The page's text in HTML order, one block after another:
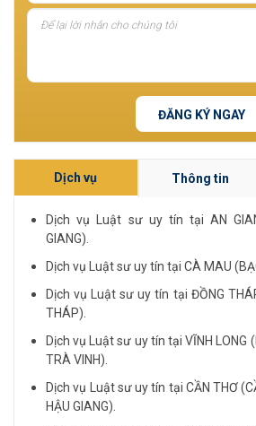
ĐĂNG KÝ NGAY
Dịch vụ Thông tin
Dịch vụ Luật sư uy tín tại AN
GIANG).
Dịch vụ Luật sư uy tín tại CÀ MAU
Dịch vụ Luật sư uy tín tại ĐỒNG
THÁP).
Dịch vụ Luật sư uy tín tại VĨNH LONG
TRÀ VINH).
Dịch vụ Luật sư uy tín tại CẦN THƠ
HẬU GIANG).